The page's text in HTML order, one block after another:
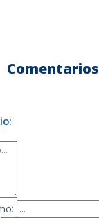
Comentarios